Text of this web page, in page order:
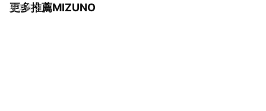
更多推薦MIZUNO
看更多